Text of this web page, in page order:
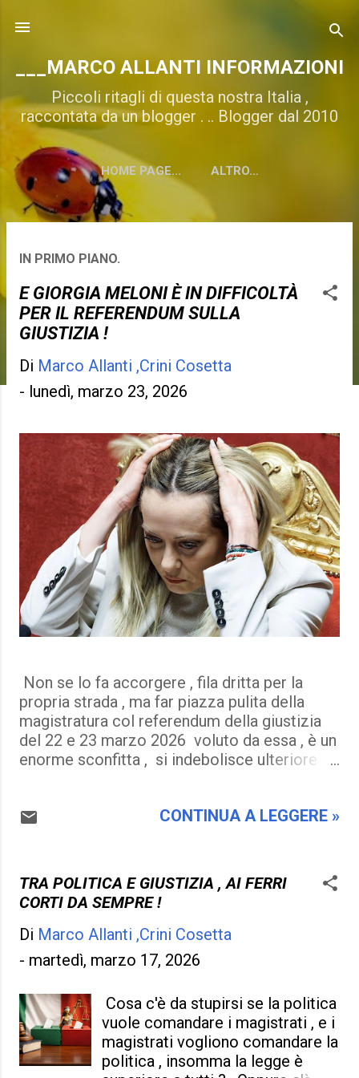
___MARCO ALLANTI INFORMAZIONI
Piccoli ritagli di questa nostra Italia ,
raccontata da un blogger . .. Blogger dal 2010
HOME PAGE... ALTRO…
PIN PRIMO PIANO.
E GIORGIA MELONI È IN DIFFICOLTÀ
PER IL REFERENDUM SULLA
GIUSTIZIA !
Di Marco Allanti ,Crini Cosetta
- lunedì, marzo 23, 2026
Non se lo fa accorgere , fila dritta per la
propria strada , ma far piazza pulita della
magistratura col referendum della giustizia
del 22 e 23 marzo 2026 voluto da essa , è un
enorme sconfitta , si indebolisce ulteriore
rendono ancora più vulnerabile e presto alla
degli ultimi tempi non si è adeguata alle
esigenze dei cittadini , dei più poveri , e
premiando sempre i ricchi e che si è fatta
autogol senza accorgersene . Ora meno male
che la magistratura sia salva , che combatta
le ingiustizie della politica , punisca i potenti
che sono la rovina della Costituzione Italiana
, e , metta un po' d' ordine dove non c'era e
dove non esisteva mai la propria onestà . La
politica può avere le proprie colpe , dove una
Presidente del Consiglio può avere fatto per
CONTINUA A LEGGERE »
TRA POLITICA E GIUSTIZIA , AI FERRI
CORTI DA SEMPRE !
Di Marco Allanti ,Crini Cosetta
- martedì, marzo 17, 2026
Cosa c'è da stupirsi se la politica
vuole comandare i magistrati , e i
magistrati vogliono comandare la
politica , insomma la legge è